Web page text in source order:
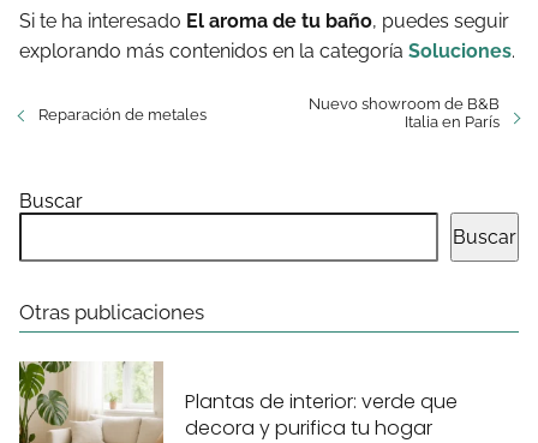
Si te ha interesado El aroma de tu baño, puedes seguir
explorando más contenidos en la categoría Soluciones.
Reparación de metales
Nuevo showroom de B&B
Italia en París
Buscar
Buscar
Otras publicaciones
Plantas de interior: verde que
decora y purifica tu hogar